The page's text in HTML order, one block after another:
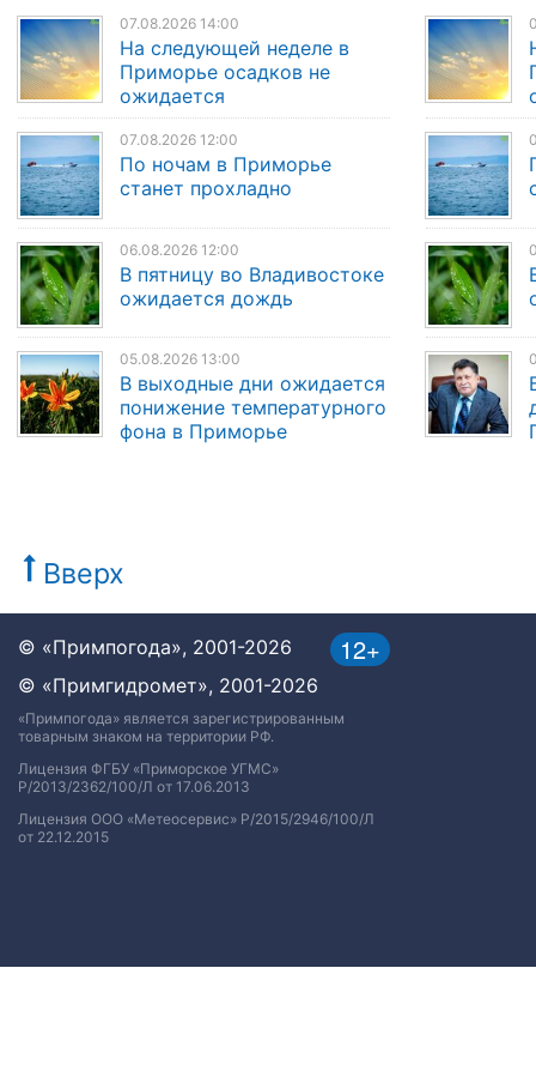
07.08.2026 14:00
На следующей неделе в
Приморье осадков не
ожидается
07.08.2026 12:00
По ночам в Приморье
станет прохладно
06.08.2026 12:00
В пятницу во Владивостоке
ожидается дождь
05.08.2026 13:00
В выходные дни ожидается
понижение температурного
фона в Приморье
Вверх
12+
© «Примпогода», 2001-2026
© «Примгидромет», 2001-2026
«Примпогода» является зарегистрированным
товарным знаком на территории РФ.
Лицензия ФГБУ «Приморское УГМС»
Р/2013/2362/100/Л от 17.06.2013
Лицензия ООО «Метеосервис» Р/2015/2946/100/Л
от 22.12.2015